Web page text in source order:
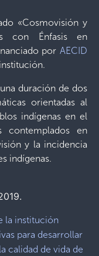
«Cosmovisión y
con Énfasis en
por AECID
duración de dos
orientadas al
indígenas en el
contemplados en
y la incidencia
indígenas.
la institución
para desarrollar
calidad de vida de